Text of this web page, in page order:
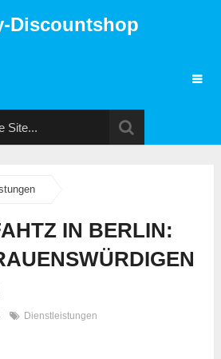
Discountshop
IN BERLIN:
Dienstleistungen